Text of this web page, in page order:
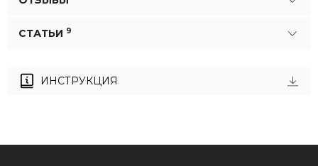
СТАТЬИ 9
ИНСТРУКЦИЯ